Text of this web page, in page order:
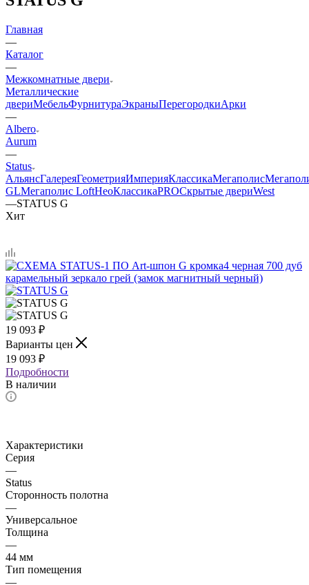
Главная
—
Каталог
—
Межкомнатные двери
Металлические
двериМебельФурнитураЭкраныПерегородкиАрки
—
Albero
Aurum
—
Status
АльянсГалереяГеометрияИмперияКлассикаМегаполис
GLМегаполис LoftНеоКлассикаPROСкрытые двериWest
—STATUS G
Хит
19 093 ₽
Варианты цен
19 093 ₽
Подробности
В наличии
Характеристики
Серия
—
Status
Сторонность полотна
—
Универсальное
Толщина
—
44 мм
Тип помещения
—